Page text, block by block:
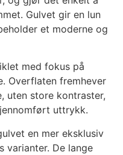
Gulvet gir en lun
et moderne og
med fokus på
Overflaten fremhever
uten store kontraster,
uttrykk.
en mer eksklusiv
varianter. De lange